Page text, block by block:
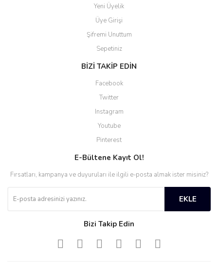
Yeni Üyelik
Üye Girişi
Şifremi Unuttum
Sepetiniz
BİZİ TAKİP EDİN
Facebook
Twitter
Instagram
Youtube
Pinterest
E-Bültene Kayıt Ol!
Fırsatları, kampanya ve duyuruları ile ilgili e-posta almak ister misiniz?
EKLE
Bizi Takip Edin